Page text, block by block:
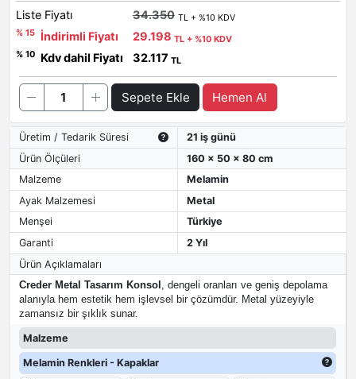
Liste Fiyatı 34.350 TL + %10 KDV
% 15
İndirimli Fiyatı 29.198 TL + %10 KDV
% 10
Kdv dahil Fiyatı 32.117 TL
Sepete Ekle Hemen Al
Üretim / Tedarik Süresi
21 iş günü
Ürün Ölçüleri
160 x 50 x 80 cm
Malzeme
Melamin
Ayak Malzemesi
Metal
Menşei
Türkiye
Garanti
2 Yıl
Ürün Açıklamaları
Creder Metal Tasarım Konsol , dengeli oranları ve geniş depolama
alanıyla hem estetik hem işlevsel bir çözümdür. Metal yüzeyiyle
zamansız bir şıklık sunar.
Malzeme
Melamin Renkleri - Kapaklar